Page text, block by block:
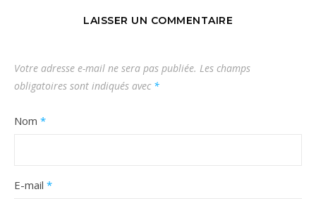
LAISSER UN COMMENTAIRE
Votre adresse e-mail ne sera pas publiée. Les champs
obligatoires sont indiqués avec *
Nom *
E-mail *